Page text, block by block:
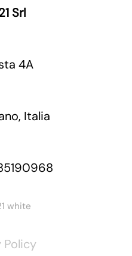
Srl
4A
Italia
Policy